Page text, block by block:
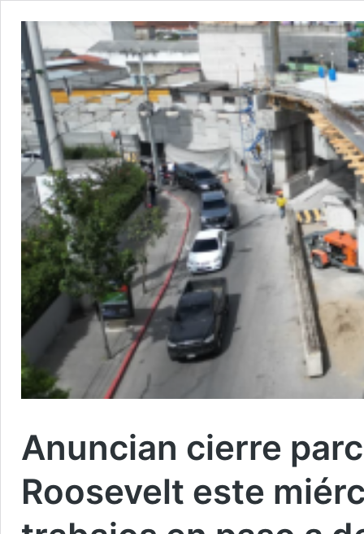
Anuncian cierre
Roosevelt este